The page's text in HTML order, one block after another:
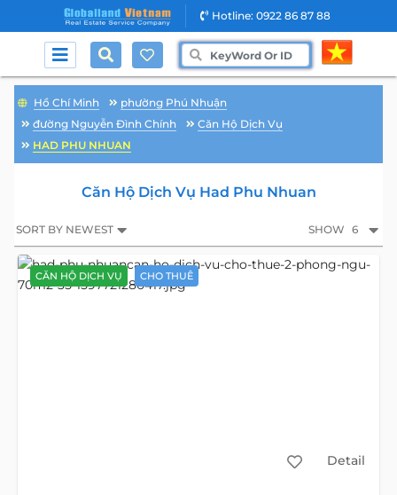
Hotline: 0922 86 87 88
Hồ Chí Minh
phường Phú Nhuận
đường Nguyễn Đình Chính
Căn Hộ Dịch Vụ
HAD PHU NHUAN
Căn Hộ Dịch Vụ Had Phu Nhuan
SORT BY NEWEST SHOW 6
CĂN HỘ DỊCH VỤ CHO THUÊ
Detail